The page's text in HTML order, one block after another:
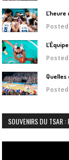
SOUVENIRS DU TSAR :